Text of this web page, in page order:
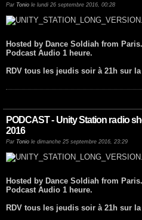
Par Tonio le lundi 26 septembre 2016, 00:28
Hosted by Dance Soldiah from Paris.
Podcast Audio 1 heure.
RDV tous les jeudis soir à 21h sur
PODCAST - Unity Station radio
2016
Par Tonio le dimanche 25 septembre 2016, 23:29
Hosted by Dance Soldiah from Paris.
Podcast Audio 1 heure.
RDV tous les jeudis soir à 21h sur